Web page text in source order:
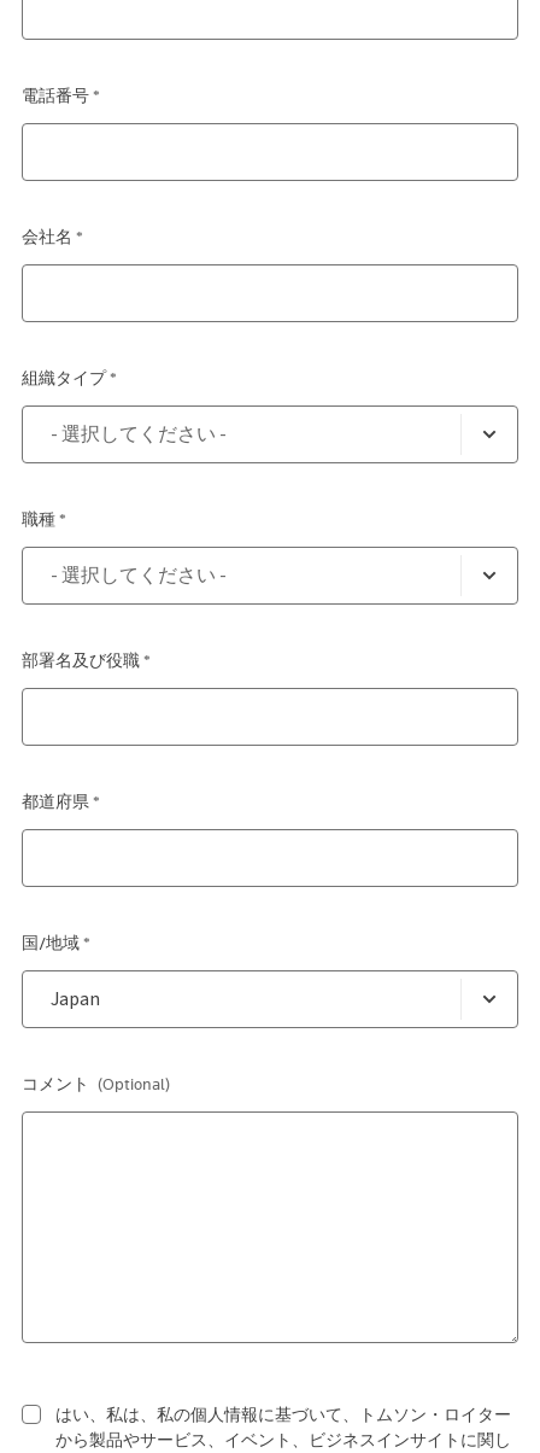
電話番号 *
会社名 *
組織タイプ *
職種 *
部署名及び役職 *
都道府県 *
国/地域 *
コメント (Optional)
はい、私は、私の個人情報に基づいて、トムソン・ロイター
から製品やサービス、イベント、ビジネスインサイトに関し